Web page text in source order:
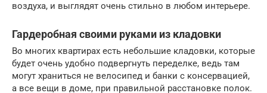
воздуха, и выглядят очень стильно в любом интерьере.
Гардеробная своими руками из кладовки
Во многих квартирах есть небольшие кладовки, которые
будет очень удобно подвергнуть переделке, ведь там
могут храниться не велосипед и банки с консервацией,
а все вещи в доме, при правильной расстановке полок.